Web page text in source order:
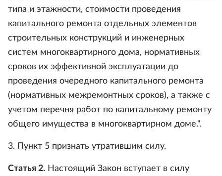
типа и этажности, стоимости проведения
капитального ремонта отдельных элементов
строительных конструкций и инженерных
систем многоквартирного дома, нормативных
сроков их эффективной эксплуатации до
проведения очередного капитального ремонта
(нормативных межремонтных сроков), а также с
учетом перечня работ по капитальному ремонту
общего имущества в многоквартирном доме.".
3. Пункт 5 признать утратившим силу.
Статья 2. Настоящий Закон вступает в силу